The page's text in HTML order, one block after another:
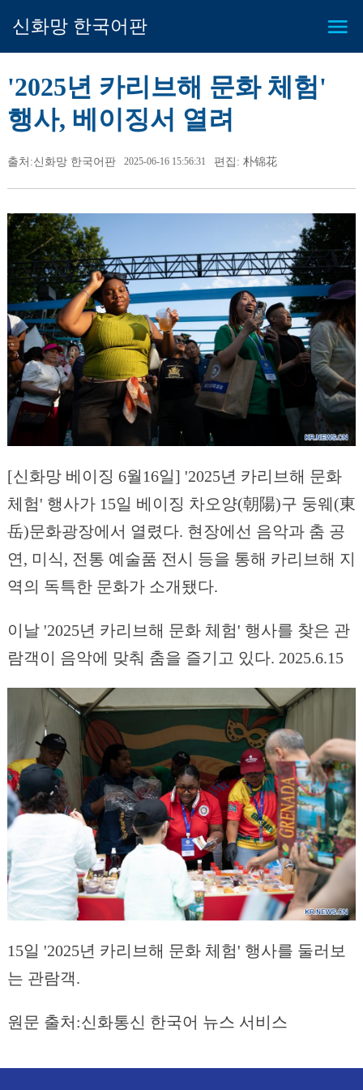
신화망 한국어판
'2025년 카리브해 문화 체험'
행사, 베이징서 열려
출처:신화망 한국어판 2025-06-16 15:56:31 편집: 朴锦花
[신화망 베이징 6월16일] '2025년 카리브해 문화
체험' 행사가 15일 베이징 차오양(朝陽)구 둥웨(東
岳)문화광장에서 열렸다. 현장에선 음악과 춤 공
연, 미식, 전통 예술품 전시 등을 통해 카리브해 지
역의 독특한 문화가 소개됐다.
이날 '2025년 카리브해 문화 체험' 행사를 찾은 관
람객이 음악에 맞춰 춤을 즐기고 있다. 2025.6.15
15일 '2025년 카리브해 문화 체험' 행사를 둘러보
는 관람객.
원문 출처:신화통신 한국어 뉴스 서비스